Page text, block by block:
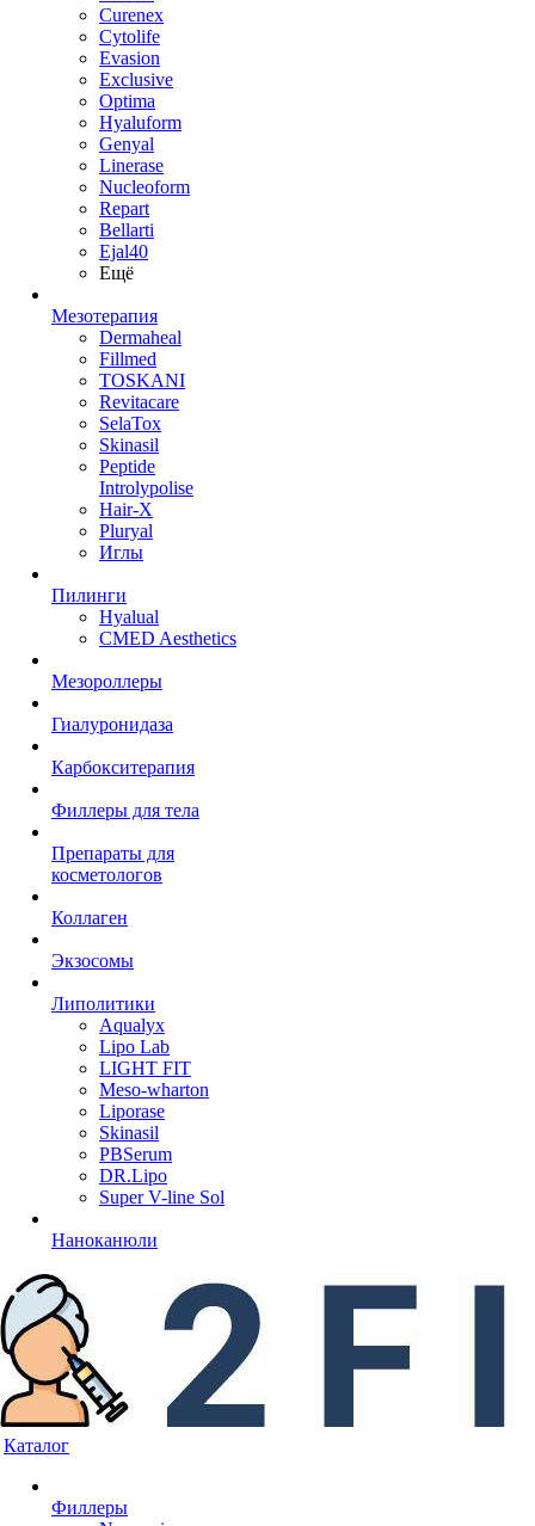
Curenex
Cytolife
Evasion
Exclusive
Optima
Hyaluform
Genyal
Linerase
Nucleoform
Repart
Bellarti
Ejal40
Ещё
Мезотерапия
Dermaheal
Fillmed
TOSKANI
Revitacare
SelaTox
Skinasil
Peptide
Introlypolise
Hair-X
Pluryal
Иглы
Пилинги
Hyalual
CMED Aesthetics
Мезороллеры
Гиалуронидаза
Карбокситерапия
Филлеры для тела
Препараты для
косметологов
Коллаген
Экзосомы
Липолитики
Aqualyx
Lipo Lab
LIGHT FIT
Meso-wharton
Liporase
Skinasil
PBSerum
DR.Lipo
Super V-line Sol
Наноканюли
Каталог
Филлеры